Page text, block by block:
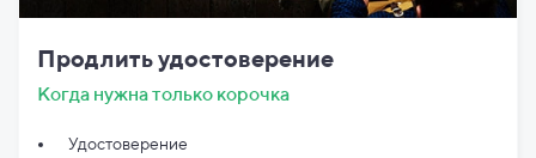
Продлить удостоверение
Когда нужна только корочка
Удостоверение